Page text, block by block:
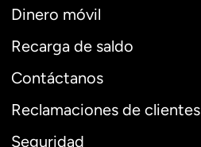
Dinero móvil
Recarga de saldo
Contáctanos
Reclamaciones de clientes
Seguridad